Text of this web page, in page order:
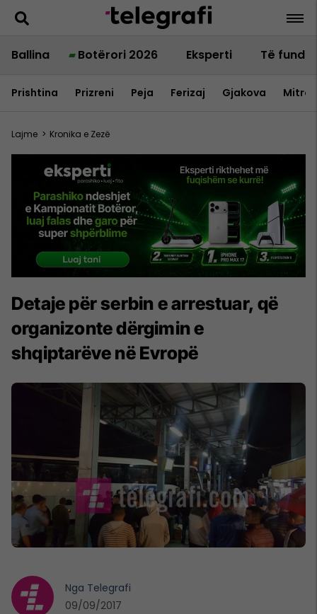
Ballina Botërori 2026 Eksperti Të fundit
Prishtina Prizreni Peja Ferizaj Gjakova
Lajme > Kronika e Zezë
Detaje për serbin e arrestuar, që
organizonte dërgimin e
shqiptarëve në Evropë
Nga Telegrafi
09/09/2017